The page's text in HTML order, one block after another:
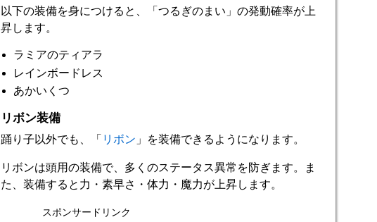
以下の装備を身につけると、「つるぎのまい」の発動確率が上
昇します。
ラミアのティアラ
レインボードレス
あかいくつ
リボン装備
踊り子以外でも、「 リボン 」を装備できるようになります。
リボンは頭用の装備で、多くのステータス異常を防ぎます。ま
た、装備すると力・素早さ・体力・魔力が上昇します。
スポンサードリンク